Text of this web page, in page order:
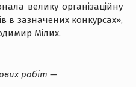
велику організаційну
в зазначених конкурсах»,
Мілих.
робіт —